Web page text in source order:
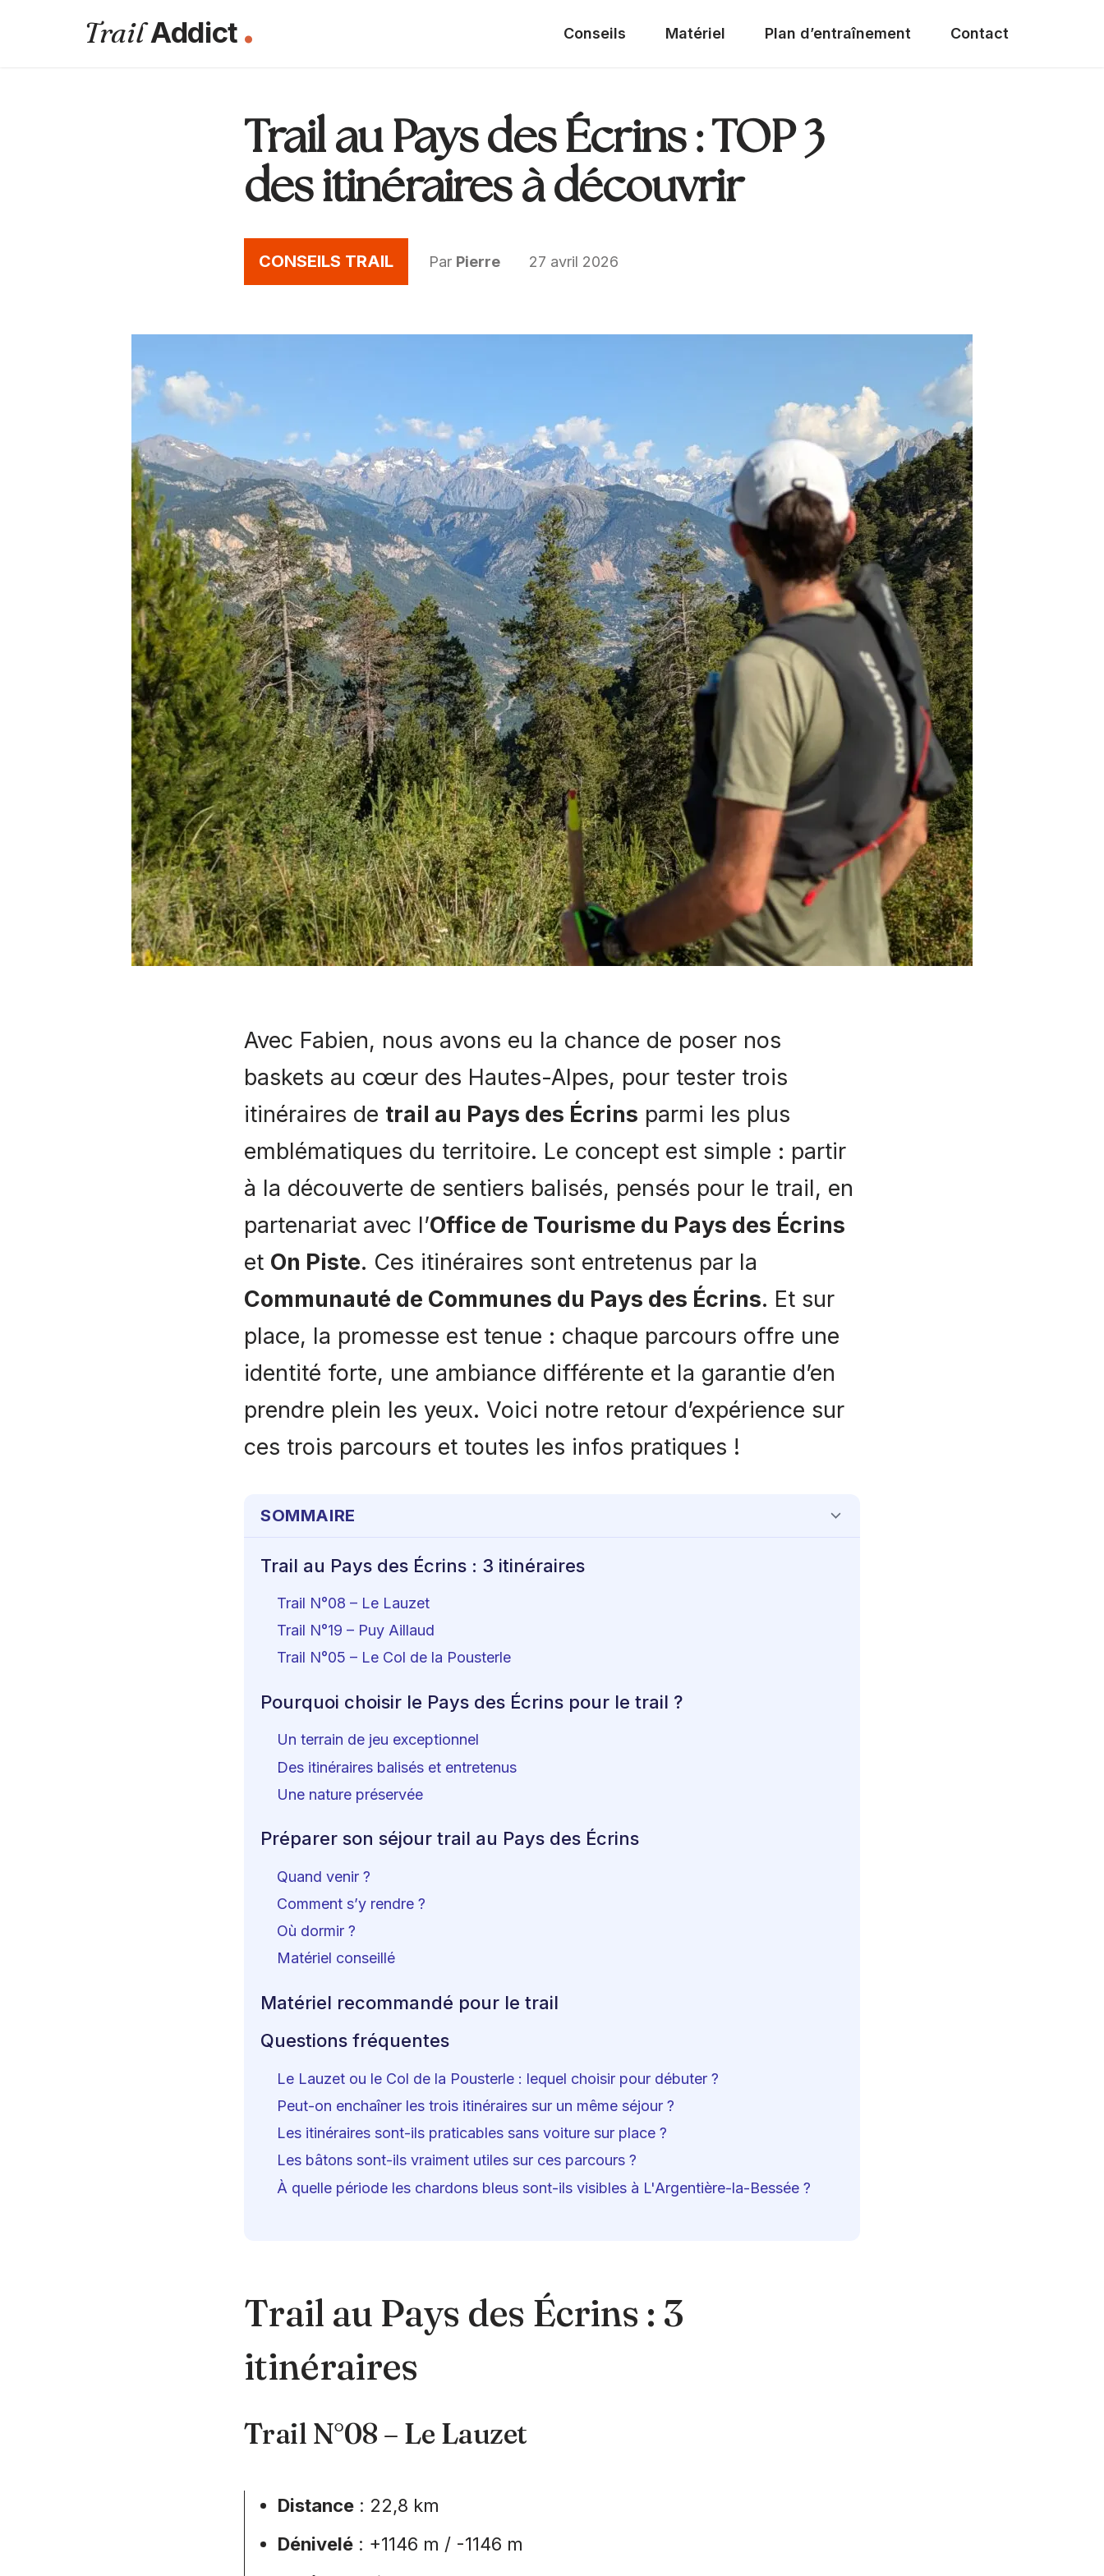
Trail Addict . Conseils Matériel Plan d’entraînement Contact
Trail au Pays des Écrins : TOP 3
des itinéraires à découvrir
CONSEILS TRAIL Par Pierre 27 avril 2026
Avec Fabien, nous avons eu la chance de poser nos
baskets au cœur des Hautes-Alpes, pour tester trois
itinéraires de trail au Pays des Écrins parmi les plus
emblématiques du territoire. Le concept est simple : partir
à la découverte de sentiers balisés, pensés pour le trail, en
partenariat avec l’Office de Tourisme du Pays des Écrins
et On Piste. Ces itinéraires sont entretenus par la
Communauté de Communes du Pays des Écrins. Et sur
place, la promesse est tenue : chaque parcours offre une
identité forte, une ambiance différente et la garantie d’en
prendre plein les yeux. Voici notre retour d’expérience sur
ces trois parcours et toutes les infos pratiques !
SOMMAIRE
Trail au Pays des Écrins : 3 itinéraires
Trail N°08 – Le Lauzet
Trail N°19 – Puy Aillaud
Trail N°05 – Le Col de la Pousterle
Pourquoi choisir le Pays des Écrins pour le trail ?
Un terrain de jeu exceptionnel
Des itinéraires balisés et entretenus
Une nature préservée
Préparer son séjour trail au Pays des Écrins
Quand venir ?
Comment s’y rendre ?
Où dormir ?
Matériel conseillé
Matériel recommandé pour le trail
Questions fréquentes
Le Lauzet ou le Col de la Pousterle : lequel choisir pour débuter ?
Peut-on enchaîner les trois itinéraires sur un même séjour ?
Les itinéraires sont-ils praticables sans voiture sur place ?
Les bâtons sont-ils vraiment utiles sur ces parcours ?
À quelle période les chardons bleus sont-ils visibles à L'Argentière-la-Bessée ?
Trail au Pays des Écrins : 3
itinéraires
Trail N°08 – Le Lauzet
Distance : 22,8 km
Dénivelé : +1146 m / -1146 m